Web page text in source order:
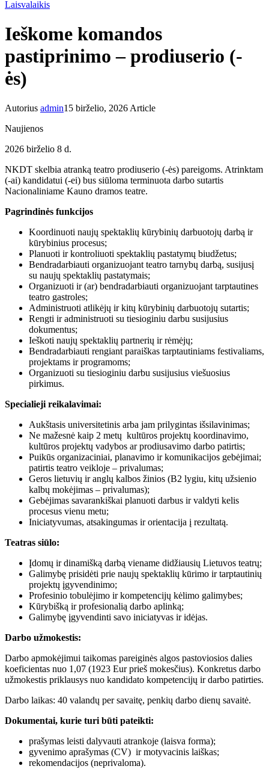
Laisvalaikis
Ieškome komandos
pastiprinimo – prodiuserio (-
ės)
Autorius admin15 birželio, 2026 Article
Naujienos
2026 birželio 8 d.
NKDT skelbia atranką teatro prodiuserio (-ės) pareigoms. Atrinktam
(-ai) kandidatui (-ei) bus siūloma terminuota darbo sutartis
Nacionaliniame Kauno dramos teatre.
Pagrindinės funkcijos
Koordinuoti naujų spektaklių kūrybinių darbuotojų darbą ir
kūrybinius procesus;
Planuoti ir kontroliuoti spektaklių pastatymų biudžetus;
Bendradarbiauti organizuojant teatro tarnybų darbą, susijusį
su naujų spektaklių pastatymais;
Organizuoti ir (ar) bendradarbiauti organizuojant tarptautines
teatro gastroles;
Administruoti atlikėjų ir kitų kūrybinių darbuotojų sutartis;
Rengti ir administruoti su tiesioginiu darbu susijusius
dokumentus;
Ieškoti naujų spektaklių partnerių ir rėmėjų;
Bendradarbiauti rengiant paraiškas tarptautiniams festivaliams,
projektams ir programoms;
Organizuoti su tiesioginiu darbu susijusius viešuosius
pirkimus.
Specialieji reikalavimai:
Aukštasis universitetinis arba jam prilygintas išsilavinimas;
Ne mažesnė kaip 2 metų kultūros projektų koordinavimo,
kultūros projektų vadybos ar prodiusavimo darbo patirtis;
Puikūs organizaciniai, planavimo ir komunikacijos gebėjimai;
patirtis teatro veikloje – privalumas;
Geros lietuvių ir anglų kalbos žinios (B2 lygiu, kitų užsienio
kalbų mokėjimas – privalumas);
Gebėjimas savarankiškai planuoti darbus ir valdyti kelis
procesus vienu metu;
Iniciatyvumas, atsakingumas ir orientacija į rezultatą.
Teatras siūlo:
Įdomų ir dinamišką darbą viename didžiausių Lietuvos teatrų;
Galimybę prisidėti prie naujų spektaklių kūrimo ir tarptautinių
projektų įgyvendinimo;
Profesinio tobulėjimo ir kompetencijų kėlimo galimybes;
Kūrybišką ir profesionalią darbo aplinką;
Galimybę įgyvendinti savo iniciatyvas ir idėjas.
Darbo užmokestis:
Darbo apmokėjimui taikomas pareiginės algos pastoviosios dalies
koeficientas nuo 1,07 (1923 Eur prieš mokesčius). Konkretus darbo
užmokestis priklausys nuo kandidato kompetencijų ir darbo patirties.
Darbo laikas: 40 valandų per savaitę, penkių darbo dienų savaitė.
Dokumentai, kurie turi būti pateikti:
prašymas leisti dalyvauti atrankoje (laisva forma);
gyvenimo aprašymas (CV) ir motyvacinis laiškas;
rekomendacijos (neprivaloma).